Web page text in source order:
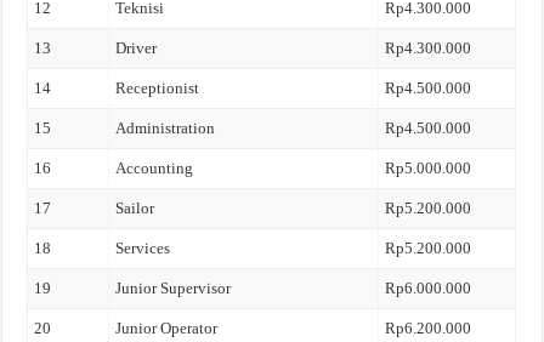
12 Teknisi Rp4.300.000
13 Driver Rp4.300.000
14 Receptionist Rp4.500.000
15 Administration Rp4.500.000
16 Accounting Rp5.000.000
17 Sailor Rp5.200.000
18 Services Rp5.200.000
19 Junior Supervisor Rp6.000.000
20 Junior Operator Rp6.200.000